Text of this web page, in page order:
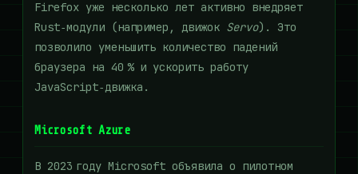
Firefox уже несколько лет активно внедряет
Rust‑модули (например, движок Servo). Это
позволило уменьшить количество падений
браузера на 40 % и ускорить работу
JavaScript‑движка.
Microsoft Azure
В 2023 году Microsoft объявила о пилотном